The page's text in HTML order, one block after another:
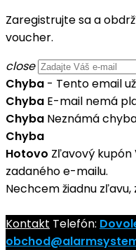
Zaregistrujte sa a
voucher.
close
Chyba - Tento email
Chyba E-mail nemá
Chyba Neznámá
Chyba
Hotovo Zľavový
zadaného e-mailu.
Nechcem žiadnu zľavu,
Kontakt Telefón: